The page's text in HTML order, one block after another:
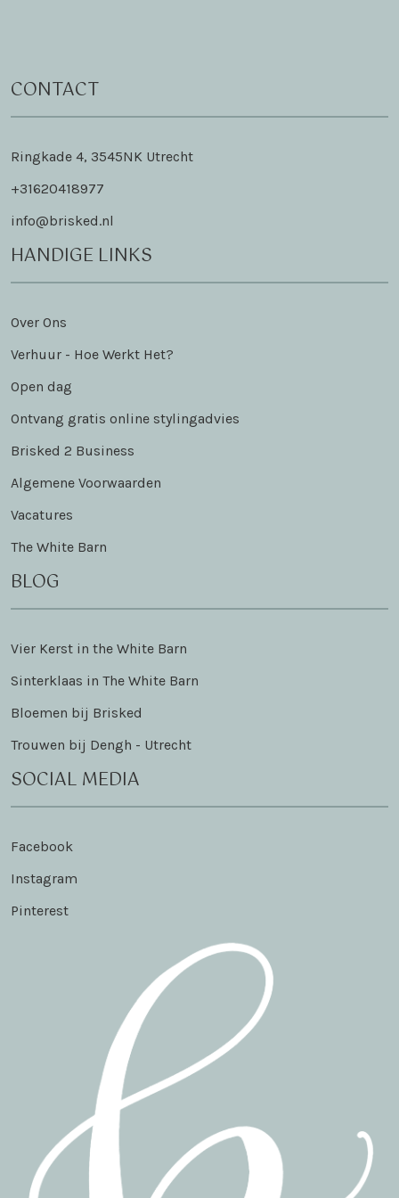
CONTACT
Ringkade 4, 3545NK Utrecht
+31620418977
info@brisked.nl
HANDIGE LINKS
Over Ons
Verhuur - Hoe Werkt Het?
Open dag
Ontvang gratis online stylingadvies
Brisked 2 Business
Algemene Voorwaarden
Vacatures
The White Barn
BLOG
Vier Kerst in the White Barn
Sinterklaas in The White Barn
Bloemen bij Brisked
Trouwen bij Dengh - Utrecht
SOCIAL MEDIA
Facebook
Instagram
Pinterest